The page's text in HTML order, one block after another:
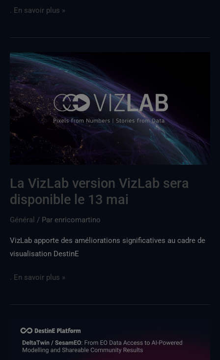
. En savoir plus »
La VizLab version VizLab sera
disponible le 13 mai
Général / Par enricomartino
VizLab apporte des améliorations significatives au cadre de
visualisation DestinE
LaVizLab
versionVizLab
sera
disponible
le
13
mai
. En savoir plus »
prochain